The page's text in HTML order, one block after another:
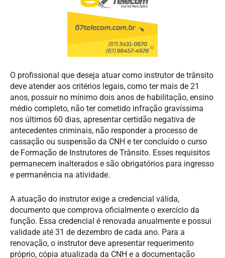
O profissional que deseja atuar como instrutor de trânsito
deve atender aos critérios legais, como ter mais de 21
anos, possuir no mínimo dois anos de habilitação, ensino
médio completo, não ter cometido infração gravíssima
nos últimos 60 dias, apresentar certidão negativa de
antecedentes criminais, não responder a processo de
cassação ou suspensão da CNH e ter concluído o curso
de Formação de Instrutores de Trânsito. Esses requisitos
permanecem inalterados e são obrigatórios para ingresso
e permanência na atividade.
A atuação do instrutor exige a credencial válida,
documento que comprova oficialmente o exercício da
função. Essa credencial é renovada anualmente e possui
validade até 31 de dezembro de cada ano. Para a
renovação, o instrutor deve apresentar requerimento
próprio, cópia atualizada da CNH e a documentação